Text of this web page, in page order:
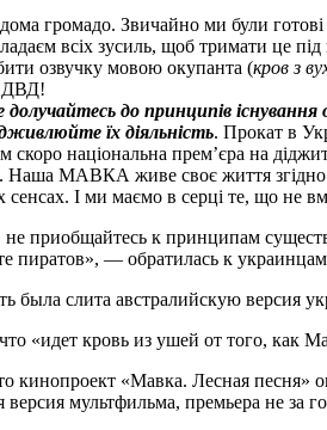
громадо. Звичайно ми були готові
всіх зусиль, щоб тримати це
озвучку мовою окупанта (кров з
ДВД!
долучайтесь до принципів
їх діяльність. Прокат в
скоро національна прем’єра на
Наша МАВКА живе своє життя згідно
сенсах. І ми маємо в серці те, що
приобщайтесь к принципам
пиратов», — обратилась к
была слита австралийскую версия
«идет кровь из ушей от того, как
кинопроект «Мавка. Лесная песня»
версия мультфильма, премьера не за